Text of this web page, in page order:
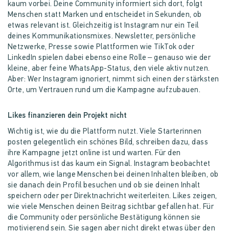
kaum vorbei. Deine Community informiert sich dort, folgt
Menschen statt Marken und entscheidet in Sekunden, ob
etwas relevant ist. Gleichzeitig ist Instagram nur ein Teil
deines Kommunikationsmixes. Newsletter, persönliche
Netzwerke, Presse sowie Plattformen wie TikTok oder
LinkedIn spielen dabei ebenso eine Rolle – genauso wie der
kleine, aber feine WhatsApp-Status, den viele aktiv nutzen.
Aber: Wer Instagram ignoriert, nimmt sich einen der stärksten
Orte, um Vertrauen rund um die Kampagne aufzubauen.
Likes finanzieren dein Projekt nicht
Wichtig ist, wie du die Plattform nutzt. Viele Starterinnen
posten gelegentlich ein schönes Bild, schreiben dazu, dass
ihre Kampagne jetzt online ist und warten. Für den
Algorithmus ist das kaum ein Signal. Instagram beobachtet
vor allem, wie lange Menschen bei deinen Inhalten bleiben, ob
sie danach dein Profil besuchen und ob sie deinen Inhalt
speichern oder per Direktnachricht weiterleiten. Likes zeigen,
wie viele Menschen deinen Beitrag sichtbar gefallen hat. Für
die Community oder persönliche Bestätigung können sie
motivierend sein. Sie sagen aber nicht direkt etwas über den